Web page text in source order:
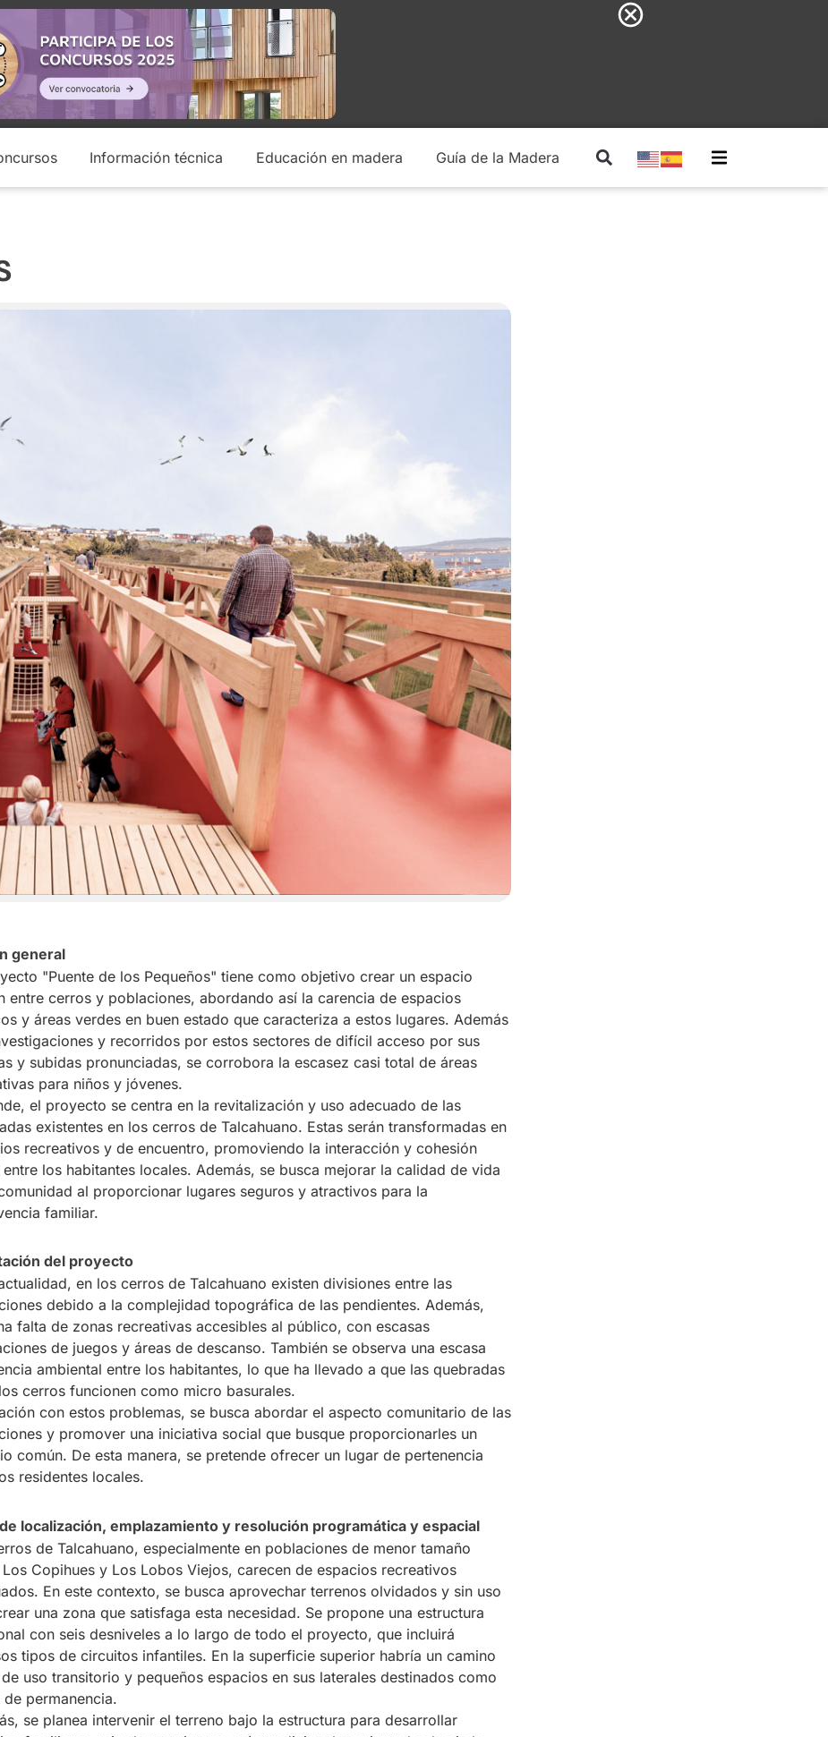
Información técnica Educación en madera Guía de la Madera
general
"Puente de los Pequeños" tiene como objetivo crear un espacio
entre cerros y poblaciones, abordando así la carencia de espacios
y áreas verdes en buen estado que caracteriza a estos lugares. Además
y recorridos por estos sectores de difícil acceso por sus
y subidas pronunciadas, se corrobora la escasez casi total de áreas
para niños y jóvenes.
el proyecto se centra en la revitalización y uso adecuado de las
existentes en los cerros de Talcahuano. Estas serán transformadas en
recreativos y de encuentro, promoviendo la interacción y cohesión
los habitantes locales. Además, se busca mejorar la calidad de vida
al proporcionar lugares seguros y atractivos para la
familiar.
del proyecto
en los cerros de Talcahuano existen divisiones entre las
debido a la complejidad topográfica de las pendientes. Además,
falta de zonas recreativas accesibles al público, con escasas
de juegos y áreas de descanso. También se observa una escasa
ambiental entre los habitantes, lo que ha llevado a que las quebradas
cerros funcionen como micro basurales.
con estos problemas, se busca abordar el aspecto comunitario de las
y promover una iniciativa social que busque proporcionarles un
común. De esta manera, se pretende ofrecer un lugar de pertenencia
residentes locales.
localización, emplazamiento y resolución programática y espacial
de Talcahuano, especialmente en poblaciones de menor tamaño
Copihues y Los Lobos Viejos, carecen de espacios recreativos
En este contexto, se busca aprovechar terrenos olvidados y sin uso
una zona que satisfaga esta necesidad. Se propone una estructura
con seis desniveles a lo largo de todo el proyecto, que incluirá
tipos de circuitos infantiles. En la superficie superior habría un camino
uso transitorio y pequeños espacios en sus laterales destinados como
de permanencia.
se planea intervenir el terreno bajo la estructura para desarrollar